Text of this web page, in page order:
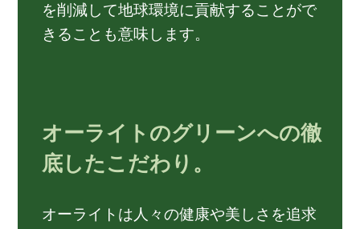
を削減して地球環境に貢献することがで
きることも意味します。
オーライトのグリーンへの徹
底したこだわり。
オーライトは人々の健康や美しさを追求